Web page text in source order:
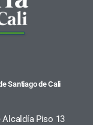
Santiago de Cali
Piso 13